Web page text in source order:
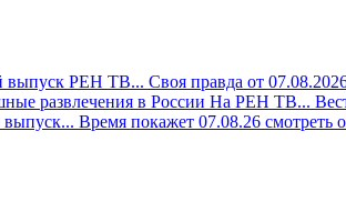
выпуск РЕН ТВ... Своя правда от
развлечения в России На РЕН ТВ...
выпуск... Время покажет 07.08.26 смотреть